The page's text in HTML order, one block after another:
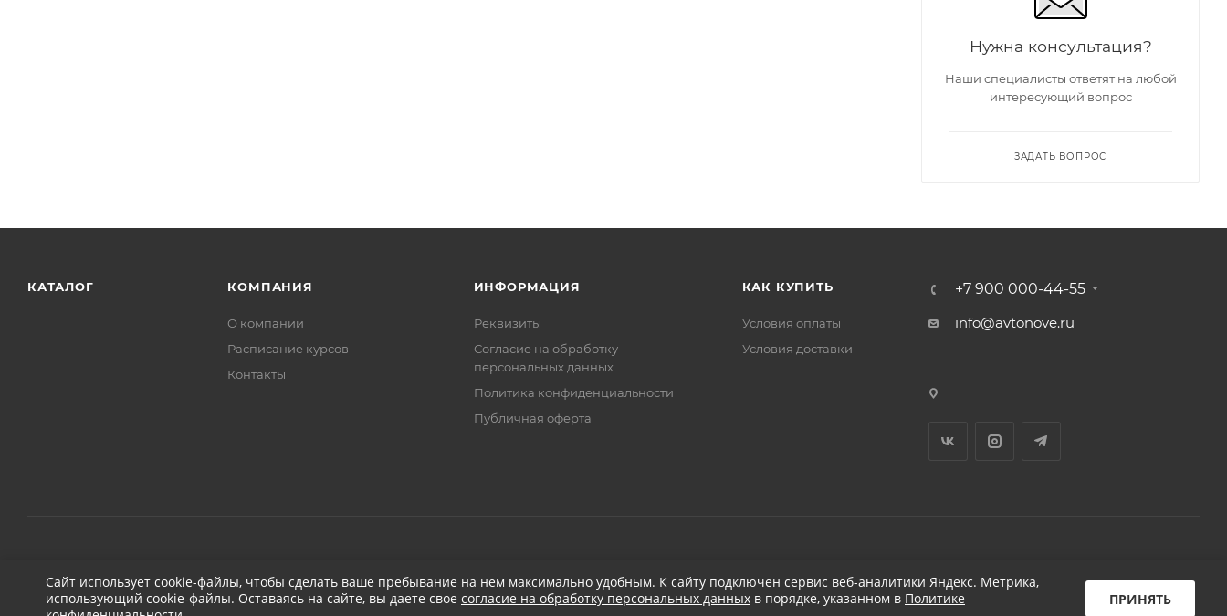
Нужна консультация?
Наши специалисты ответят на любой
интересующий вопрос
ЗАДАТЬ ВОПРОС
КАТАЛОГ КОМПАНИЯ
О компании
Расписание курсов
Контакты
ИНФОРМАЦИЯ
Реквизиты
Соглаcие на обработку
персональных данных
Политика конфиденциальности
Публичная оферта
КАК КУПИТЬ
Условия оплаты
Условия доставки
+7 900 000-44-55
info@avtonove.ru
2026 © ДЕТЕЙЛИНГ-МАРКЕТ АВТОНОВЬЕ Разработано в KAPUSTA LAB
Сайт использует cookie-файлы, чтобы сделать ваше пребывание на нем максимально удобным. К cайту подключен сервис веб-аналитики Яндекс. Метрика,
использующий cookie-файлы. Оставаясь на сайте, вы даете свое согласие на обработку персональных данных в порядке, указанном в Политике
ПРИНЯТЬ